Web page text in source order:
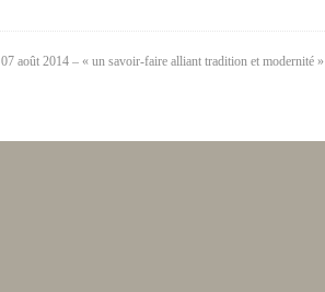
07 août 2014 – « un savoir-faire alliant tradition et modernité »